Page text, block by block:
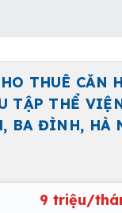
THUÊ CĂN
TẬP THỂ
BA ĐÌNH, HÀ
9 triệu/